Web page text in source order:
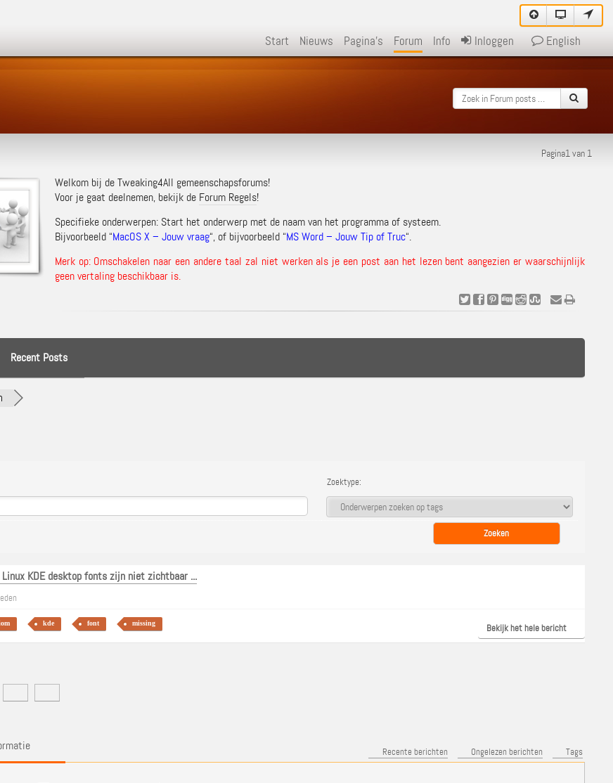
Start Nieuws Pagina's Forum Info Inloggen English
Pagina1 van 1
Welkom bij de Tweaking4All gemeenschapsforums!
Voor je gaat deelnemen, bekijk de Forum Regels!
Specifieke onderwerpen: Start het onderwerp met de naam van het programma of systeem.
Bijvoorbeeld “MacOS X – Jouw vraag“, of bijvoorbeeld “MS Word – Jouw Tip of Truc“.
Merk op: Omschakelen naar een andere taal zal niet werken als je een post aan het lezen bent aangezien er waarschijnlijk
geen vertaling beschikbaar is.
Recent Posts
Zoektype:
Linux KDE desktop fonts zijn niet zichtbaar ...
kde font missing Bekijk het hele bericht
Recente berichten Ongelezen berichten Tags